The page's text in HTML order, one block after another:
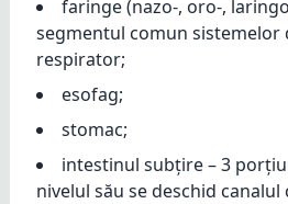
faringe (nazo-, oro-,
segmentul comun sistemelor
respirator;
esofag;
stomac;
intestinul subțire – 3
nivelul său se deschid canalul